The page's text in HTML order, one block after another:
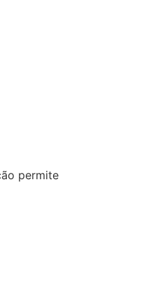
permite